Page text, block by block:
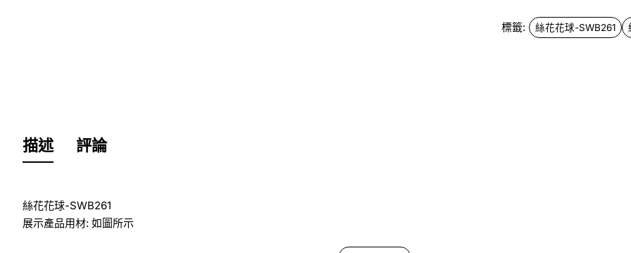
標籤: 絲花花球-SWB261
描述 評論
絲花花球-SWB261
展示產品用材: 如圖所示